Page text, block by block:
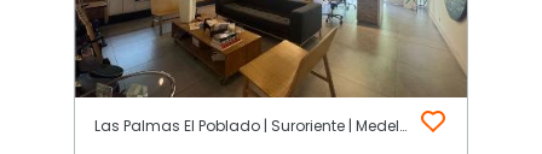
Las Palmas El Poblado | Suroriente | Medellín